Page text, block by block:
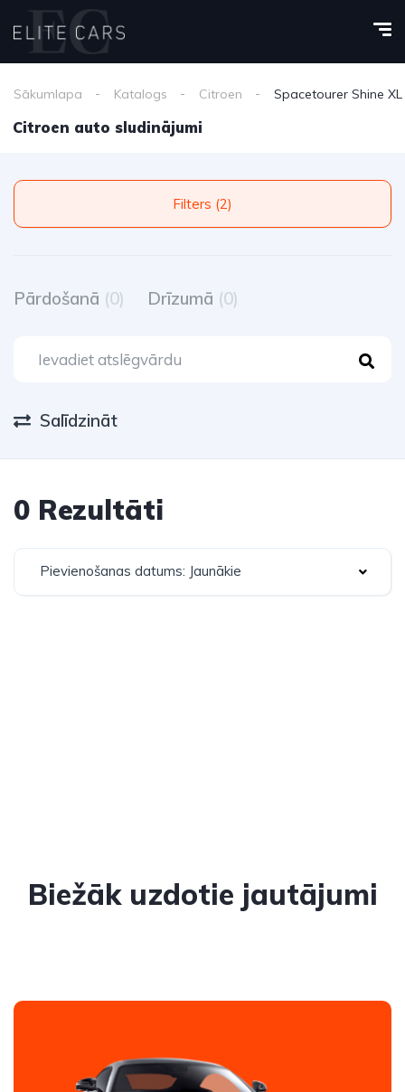
Sākumlapa Katalogs Citroen Spacetourer Shine XL
Citroen auto sludinājumi
Filters (2)
Pārdošanā (0) Drīzumā (0)
Salīdzināt
0 Rezultāti
Pievienošanas datums: Jaunākie
Biežāk uzdotie jautājumi